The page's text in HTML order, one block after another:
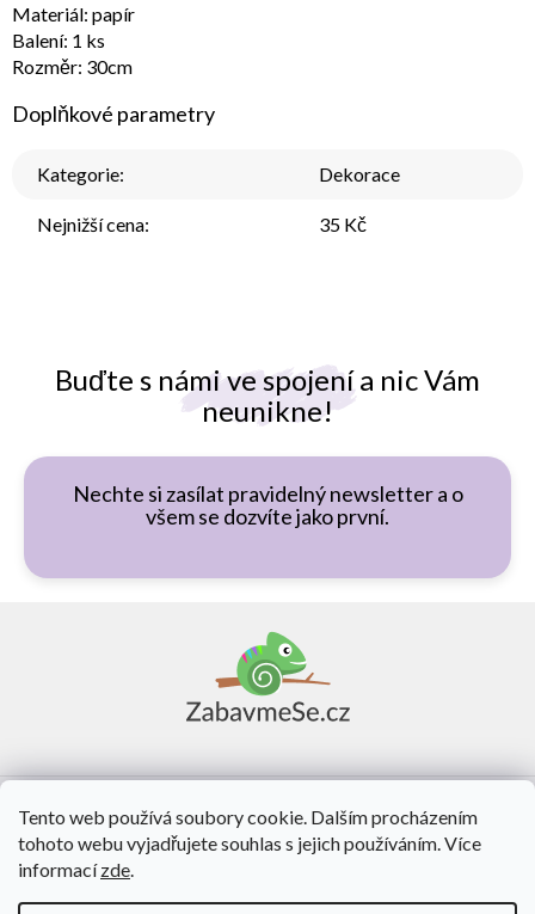
Tento web používá soubory cookie. Dalším procházením
tohoto webu vyjadřujete souhlas s jejich používáním. Více
informacízde.
Buďte s námi ve spojení a nic Vám
neunikne!
Nechte si zasílat pravidelný newsletter a o
všem se dozvíte jako první.
Materiál: papír
Balení: 1 ks
Rozměr: 30cm
Doplňkové parametry
Kategorie: Dekorace
Nejnižší cena: 35 Kč
O nás